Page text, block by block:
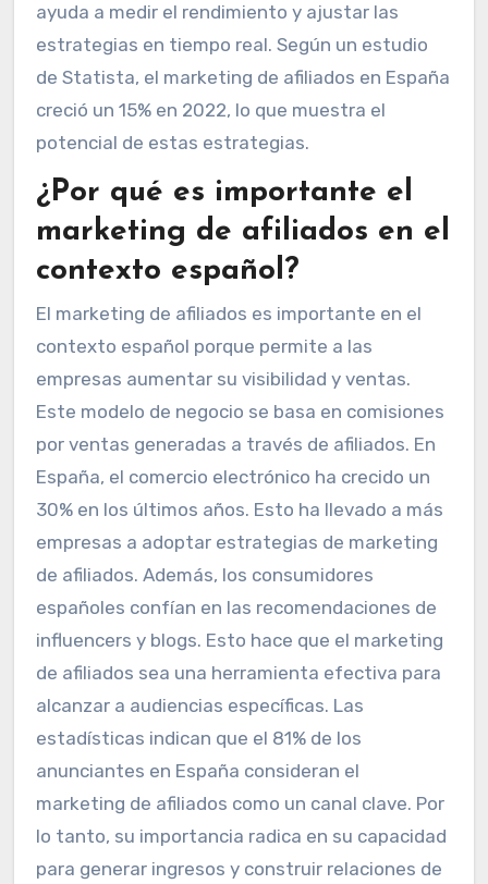
ayuda a medir el rendimiento y ajustar las
estrategias en tiempo real. Según un estudio
de Statista, el marketing de afiliados en España
creció un 15% en 2022, lo que muestra el
potencial de estas estrategias.
¿Por qué es importante el
marketing de afiliados en el
contexto español?
El marketing de afiliados es importante en el
contexto español porque permite a las
empresas aumentar su visibilidad y ventas.
Este modelo de negocio se basa en comisiones
por ventas generadas a través de afiliados. En
España, el comercio electrónico ha crecido un
30% en los últimos años. Esto ha llevado a más
empresas a adoptar estrategias de marketing
de afiliados. Además, los consumidores
españoles confían en las recomendaciones de
influencers y blogs. Esto hace que el marketing
de afiliados sea una herramienta efectiva para
alcanzar a audiencias específicas. Las
estadísticas indican que el 81% de los
anunciantes en España consideran el
marketing de afiliados como un canal clave. Por
lo tanto, su importancia radica en su capacidad
para generar ingresos y construir relaciones de